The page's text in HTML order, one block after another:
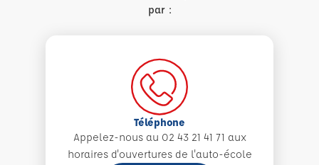
par :
Téléphone
Appelez-nous au 02 43 21 41 71 aux
horaires d'ouvertures de l'auto-école